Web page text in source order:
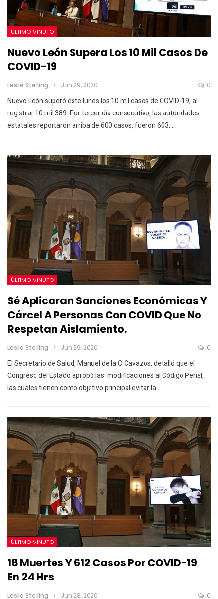
ÚLTIMO MINUTO
Nuevo León Supera Los 10 Mil Casos De
COVID-19
Leslie Sterling Jun 29, 2020 0
Nuevo León superó este lunes los 10 mil casos de COVID-19, al
registrar 10 mil 389. Por tercer día consecutivo, las autoridades
estatales reportaron arriba de 600 casos, fueron 603.…
ÚLTIMO MINUTO
Sé Aplicaran Sanciones Económicas Y
Cárcel A Personas Con COVID Que No
Respetan Aislamiento.
Leslie Sterling Jun 29, 2020 0
El Secretario de Salud, Manuel de la O Cavazos, detalló que el
Congreso del Estado aprobó las modificaciones al Código Penal,
las cuales tienen como objetivo principal evitar la…
ÚLTIMO MINUTO
18 Muertes Y 612 Casos Por COVID-19
En 24 Hrs
Leslie Sterling Jun 28, 2020 0